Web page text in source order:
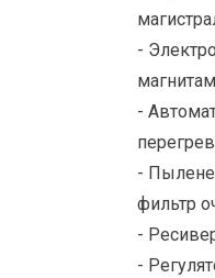
-
-
-
фильтр
-
-